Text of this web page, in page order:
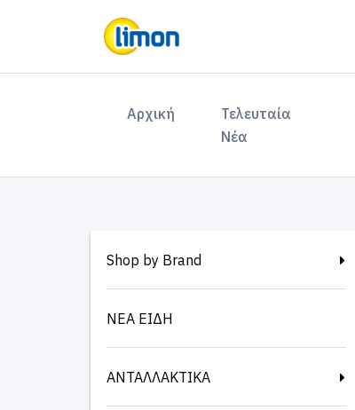
Αρχική (current)Τελευταία
Νέα
Shop by Brand
ΝΕΑ ΕΙΔΗ
ΑΝΤΑΛΛΑΚΤΙΚΑ